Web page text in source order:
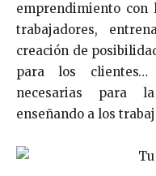
emprendimiento con
trabajadores,
creación de
para los clientes…
necesarias para
enseñando a los